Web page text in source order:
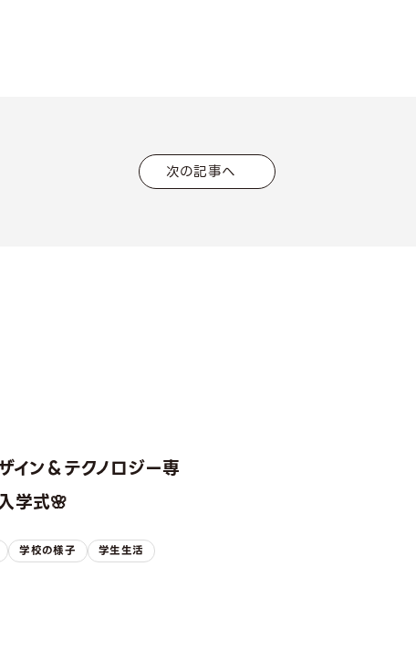
次の記事へ
イン＆テクノロジー専
学式🌸
学校の様子 学生生活